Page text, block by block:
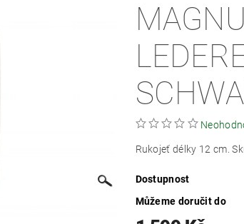
Rukojeť délky 12 cm.
Dostupnost
Můžeme doručit do